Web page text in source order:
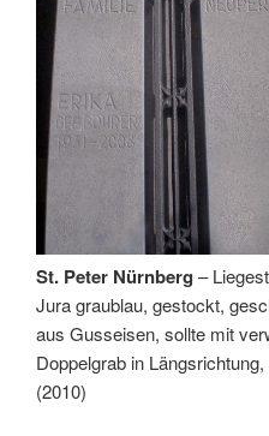
St. Peter Nürnberg –
Jura graublau, gestockt,
aus Gusseisen, sollte mit
Doppelgrab in
(2010)